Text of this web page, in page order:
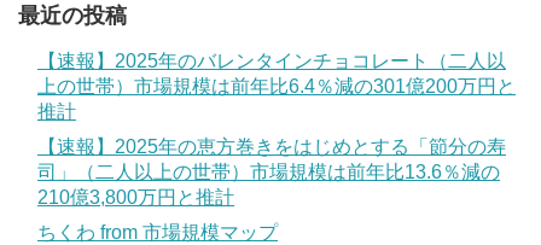
最近の投稿
【速報】2025年のバレンタインチョコレート（二人以
上の世帯）市場規模は前年比6.4％減の301億200万円と
推計
【速報】2025年の恵方巻きをはじめとする「節分の寿
司」（二人以上の世帯）市場規模は前年比13.6％減の
210億3,800万円と推計
ちくわ from 市場規模マップ